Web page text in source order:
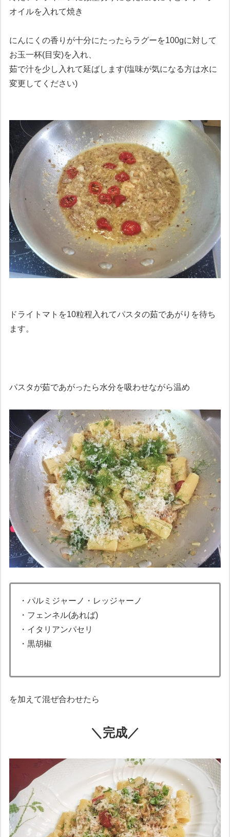
オイルを入れて焼き
にんにくの香りが十分にたったらラグーを100gに対して
お玉一杯(目安)を入れ、
茹で汁を少し入れて延ばします(塩味が気になる方は水に
変更してください)
ドライトマトを10粒程入れてパスタの茹であがりを待ち
ます。
パスタが茹であがったら水分を吸わせながら温め
・パルミジャーノ・レッジャーノ
・フェンネル(あれば)
・イタリアンパセリ
・黒胡椒
を加えて混ぜ合わせたら
＼完成／